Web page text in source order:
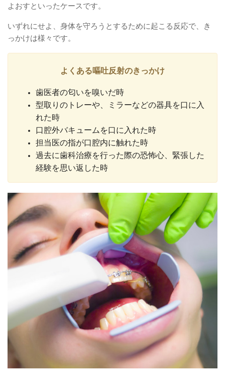
よおすといったケースです。
いずれにせよ、身体を守ろうとするために起こる反応で、き
っかけは様々です。
よくある嘔吐反射のきっかけ
歯医者の匂いを嗅いだ時
型取りのトレーや、ミラーなどの器具を口に入
れた時
口腔外バキュームを口に入れた時
担当医の指が口腔内に触れた時
過去に歯科治療を行った際の恐怖心、緊張した
経験を思い返した時